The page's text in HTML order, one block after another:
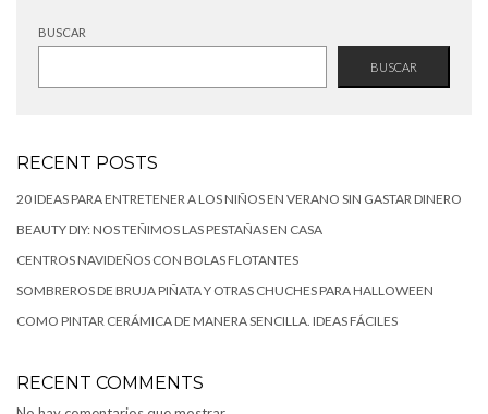
BUSCAR
BUSCAR
RECENT POSTS
20 IDEAS PARA ENTRETENER A LOS NIÑOS EN VERANO SIN GASTAR DINERO
BEAUTY DIY: NOS TEÑIMOS LAS PESTAÑAS EN CASA
CENTROS NAVIDEÑOS CON BOLAS FLOTANTES
SOMBREROS DE BRUJA PIÑATA Y OTRAS CHUCHES PARA HALLOWEEN
COMO PINTAR CERÁMICA DE MANERA SENCILLA. IDEAS FÁCILES
RECENT COMMENTS